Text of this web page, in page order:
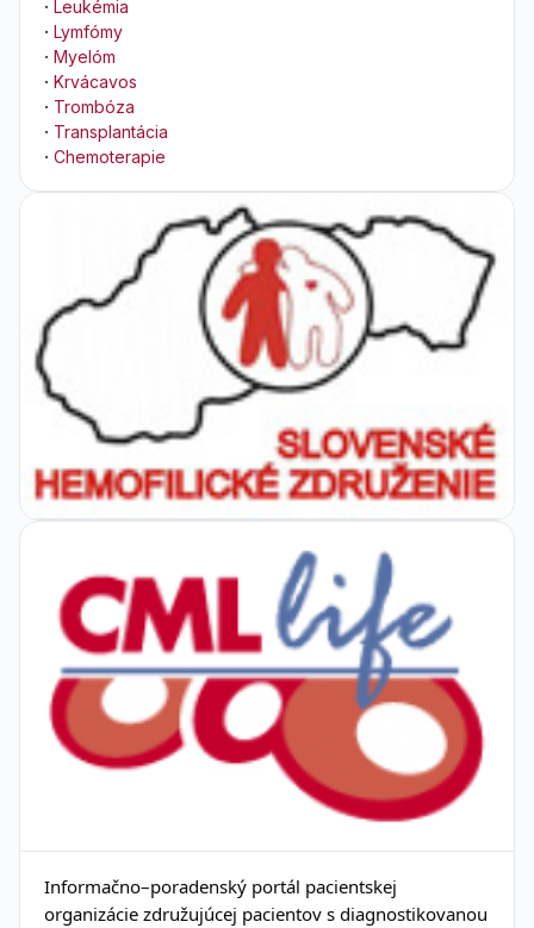
· Leukémia
· Lymfómy
· Myelóm
· Krvácavos
· Trombóza
· Transplantácia
· Chemoterapie
Informačno–poradenský portál pacientskej
organizácie združujúcej pacientov s diagnostikovanou